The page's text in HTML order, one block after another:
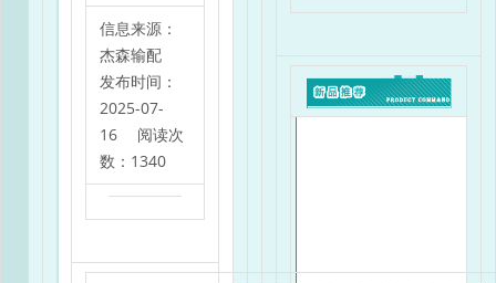
信息来源：
杰森输配
发布时间：
2025-07-
16 阅读次
数：1340